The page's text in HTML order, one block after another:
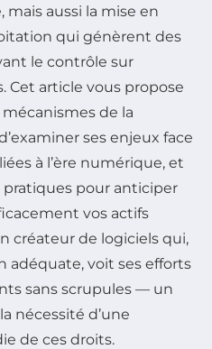
aussi la mise en
qui génèrent des
le contrôle sur
Cet article vous propose
de la
ses enjeux face
à l’ère numérique, et
pratiques pour anticiper
vos actifs
créateur de logiciels qui,
adéquate, voit ses efforts
sans scrupules — un
nécessité d’une
de ces droits.